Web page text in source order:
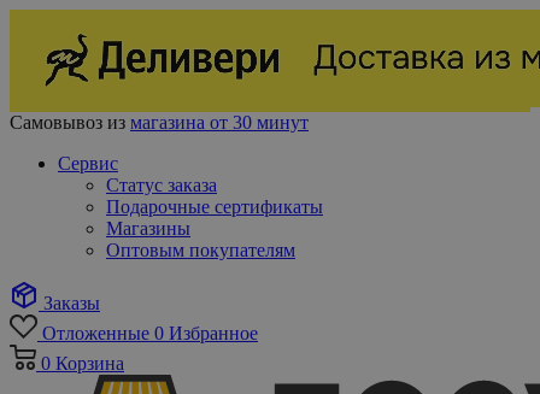
Самовывоз из магазина от 30 минут
Сервис
Статус заказа
Подарочные сертификаты
Магазины
Оптовым покупателям
Заказы
Отложенные 0 Избранное
0 Корзина